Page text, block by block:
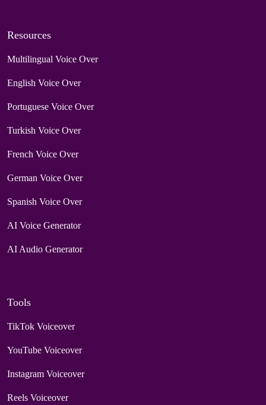
Resources
Multilingual Voice Over
English Voice Over
Portuguese Voice Over
Turkish Voice Over
French Voice Over
German Voice Over
Spanish Voice Over
AI Voice Generator
AI Audio Generator
Tools
TikTok Voiceover
YouTube Voiceover
Instagram Voiceover
Reels Voiceover